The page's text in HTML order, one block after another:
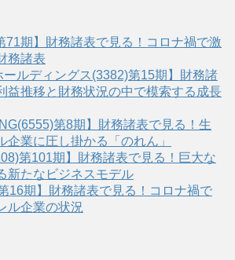
71期】財務諸表で見る！コロナ禍で激
務諸表
ールディングス(3382)第15期】財務諸
益推移と財務状況の中で模索する成長
第8期】財務諸表で見る！生
企業に圧し掛かる「のれん」
第101期】財務諸表で見る！巨大な
新たなビジネスモデル
16期】財務諸表で見る！コロナ禍で
ル企業の状況